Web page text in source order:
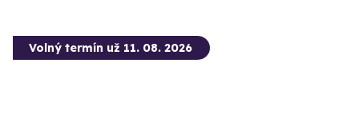
Volný termín už 11. 08. 2026